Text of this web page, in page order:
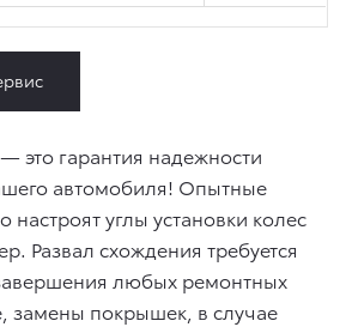
— это гарантия надежности
автомобиля! Опытные
настроят углы установки колес
Развал схождения требуется
любых ремонтных
замены покрышек, в случае